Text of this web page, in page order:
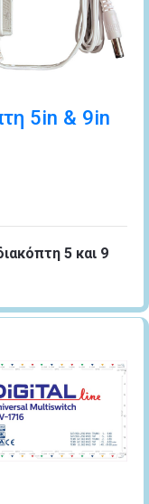
5in & 9in
5 και 9